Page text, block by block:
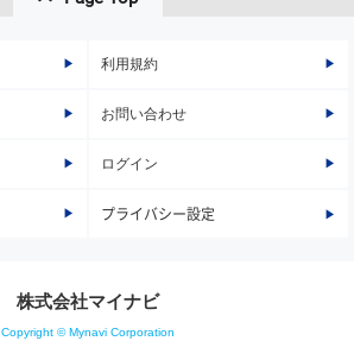
利用規約
お問い合わせ
ログイン
プライバシー設定
株式会社マイナビ
Copyright © Mynavi Corporation